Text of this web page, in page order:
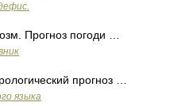
Прогноз погоди …
прогноз …
языка